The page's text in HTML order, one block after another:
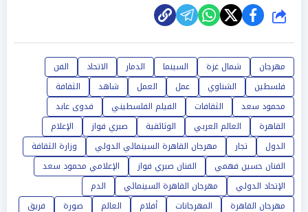
شارك
مهرجان شمال غزة السينما الدمار الاتحاد
الفن
فلسطين
الشناوي عمل العمل شاهد
الثقافة
محمود سعد
الثقافات الفيلم الفلسطيني
فدوى عابد
القاهرة
العالم العربي الوثائقية صبري فواز
الإعلام
الدول
تجار مهرجان القاهرة السينمائي الدولي
وزارة الثقافة
الفنان حسين فهمي
الفنان صبري فواز
الإعلامي محمود سعد
الإتحاد الدولي
مهرجان القاهرة السينمائي
الدم
مهرجان القاهرة
المهرجانات أفلام العالم صورة
فريق